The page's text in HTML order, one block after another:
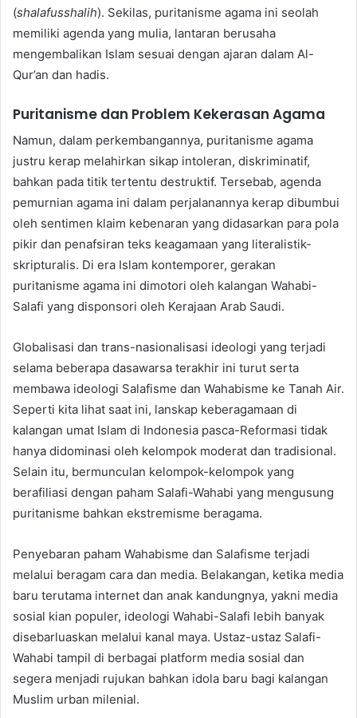
(shalafusshalih). Sekilas, puritanisme agama ini seolah
memiliki agenda yang mulia, lantaran berusaha
mengembalikan Islam sesuai dengan ajaran dalam Al-
Qur’an dan hadis.
Puritanisme dan Problem Kekerasan Agama
Namun, dalam perkembangannya, puritanisme agama
justru kerap melahirkan sikap intoleran, diskriminatif,
bahkan pada titik tertentu destruktif. Tersebab, agenda
pemurnian agama ini dalam perjalanannya kerap dibumbui
oleh sentimen klaim kebenaran yang didasarkan para pola
pikir dan penafsiran teks keagamaan yang literalistik-
skripturalis. Di era Islam kontemporer, gerakan
puritanisme agama ini dimotori oleh kalangan Wahabi-
Salafi yang disponsori oleh Kerajaan Arab Saudi.
Globalisasi dan trans-nasionalisasi ideologi yang terjadi
selama beberapa dasawarsa terakhir ini turut serta
membawa ideologi Salafisme dan Wahabisme ke Tanah Air.
Seperti kita lihat saat ini, lanskap keberagamaan di
kalangan umat Islam di Indonesia pasca-Reformasi tidak
hanya didominasi oleh kelompok moderat dan tradisional.
Selain itu, bermunculan kelompok-kelompok yang
berafiliasi dengan paham Salafi-Wahabi yang mengusung
puritanisme bahkan ekstremisme beragama.
Penyebaran paham Wahabisme dan Salafisme terjadi
melalui beragam cara dan media. Belakangan, ketika media
baru terutama internet dan anak kandungnya, yakni media
sosial kian populer, ideologi Wahabi-Salafi lebih banyak
disebarluaskan melalui kanal maya. Ustaz-ustaz Salafi-
Wahabi tampil di berbagai platform media sosial dan
segera menjadi rujukan bahkan idola baru bagi kalangan
Muslim urban milenial.